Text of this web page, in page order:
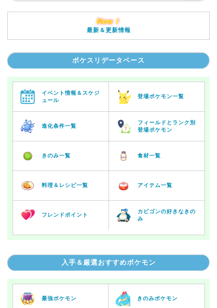
New！
最新＆更新情報
ポケスリデータベース
イベント情報＆スケジ
ュール
登場ポケモン一覧
進化条件一覧
フィールドとランク別
登場ポケモン
きのみ一覧 食材一覧
料理＆レシピ一覧 アイテム一覧
フレンドポイント
カビゴンの好きなきの
み
入手＆厳選おすすめポケモン
最強ポケモン きのみポケモン